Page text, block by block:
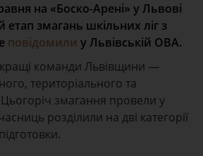
на «Боско-Арені» у Львові
етап змагань шкільних ліг з
повідомили у Львівській ОВА.
команди Львівщини —
територіального та
змагання провели у
розділили на дві категорії